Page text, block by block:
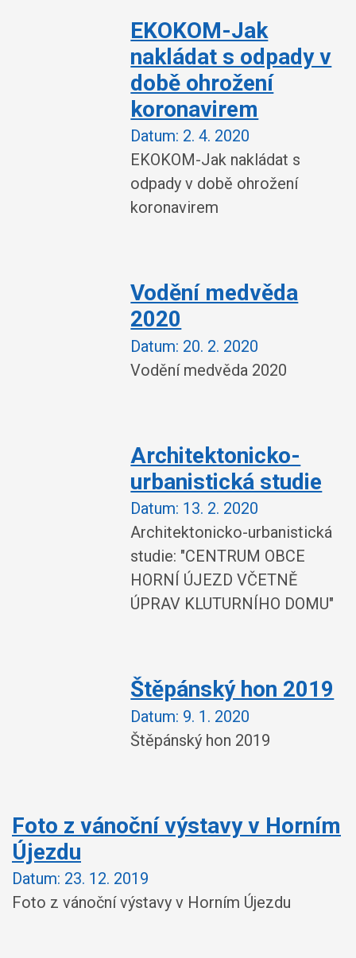
EKOKOM-Jak
nakládat s odpady v
době ohrožení
koronavirem
Datum: 2. 4. 2020
EKOKOM-Jak nakládat s
odpady v době ohrožení
koronavirem
Vodění medvěda
2020
Datum: 20. 2. 2020
Vodění medvěda 2020
Architektonicko-
urbanistická studie
Datum: 13. 2. 2020
Architektonicko-urbanistická
studie: "CENTRUM OBCE
HORNÍ ÚJEZD VČETNĚ
ÚPRAV KLUTURNÍHO DOMU"
Štěpánský hon 2019
Datum: 9. 1. 2020
Štěpánský hon 2019
Foto z vánoční výstavy v Horním
Újezdu
Datum: 23. 12. 2019
Foto z vánoční výstavy v Horním Újezdu